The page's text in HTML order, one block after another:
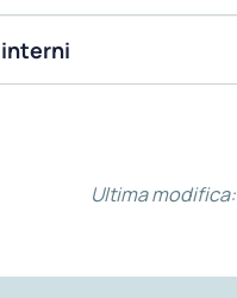
Ultima modifica: